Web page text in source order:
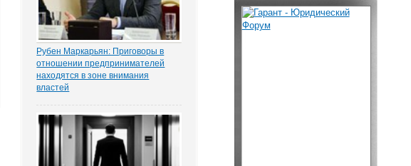
Рубен Маркарьян: Приговоры в
отношении предпринимателей
находятся в зоне внимания
властей
известном читателям ЭСМИ
«ЗАКОНИЯ» из журналистского
расследования «Пермский
захват». Владелец сети заправок...